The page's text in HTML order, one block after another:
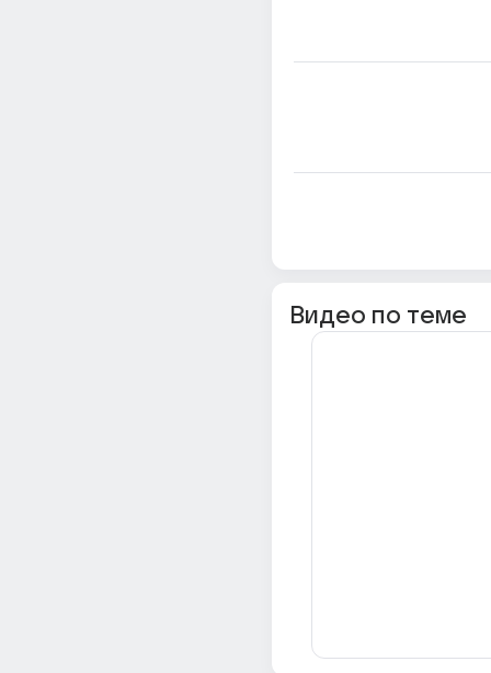
Видео по теме